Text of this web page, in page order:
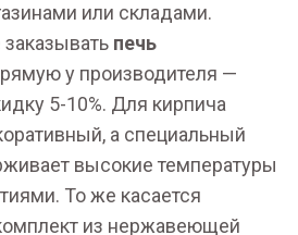
или складами.
печь
у производителя —
5-10%. Для кирпича
а специальный
высокие температуры
То же касается
из нержавеющей